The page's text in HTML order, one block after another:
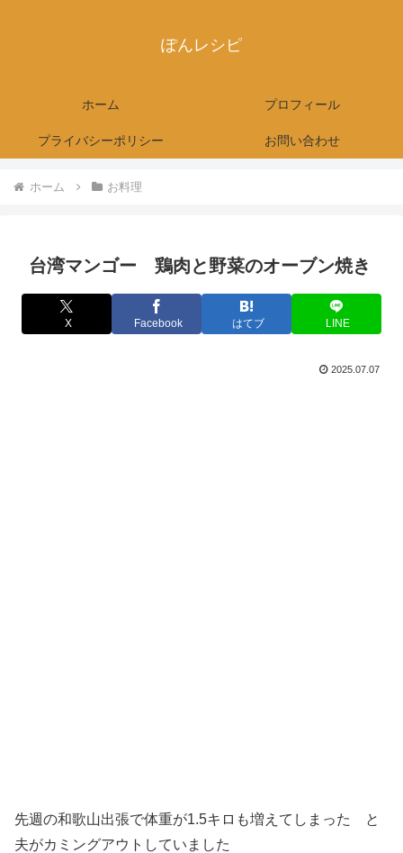
ぽんレシピ
ホーム プロフィール
プライバシーポリシー お問い合わせ
ホーム お料理
台湾マンゴー 鶏肉と野菜のオーブン焼き
X Facebook はてブ LINE
2025.07.07
先週の和歌山出張で体重が1.5キロも増えてしまった と
夫がカミングアウトしていました